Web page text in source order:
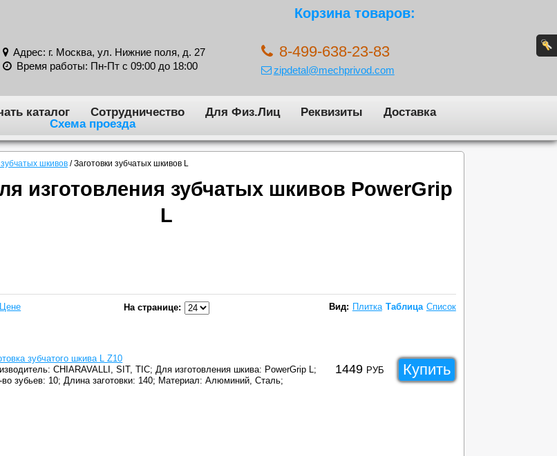
Корзина товаров:
Адрес: г. Москва, ул. Нижние поля, д. 27
Время работы: Пн-Пт с 09:00 до 18:00
8-499-638-23-83
zipdetal@mechprivod.com
каталог Сотрудничество Для Физ.Лиц Реквизиты
Доставка
Схема проезда
зубчатых шкивов / Заготовки зубчатых шкивов L
изготовления зубчатых шкивов PowerGrip
L
Цене На странице: Вид: Плитка Таблица Список
зубчатого шкива L Z10
CHIARAVALLI, SIT, TIC; Для изготовления шкива: PowerGrip L;
во зубьев: 10; Длина заготовки: 140; Материал: Алюминий, Сталь;
1449 РУБ Купить